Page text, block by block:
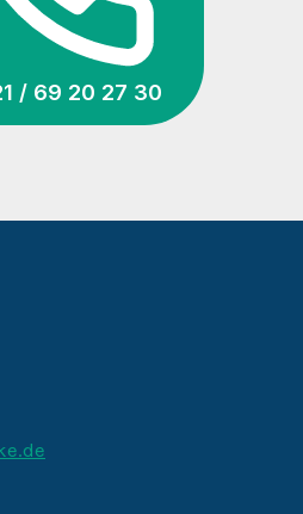
/ 69 20 27 30